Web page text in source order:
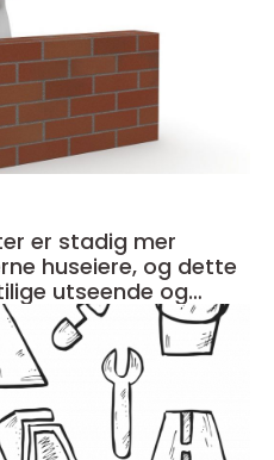
er stadig mer
huseiere, og dette
utseende og